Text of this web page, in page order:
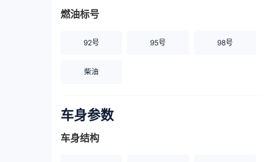
燃油标号
92号 95号 98号
柴油
车身参数
车身结构